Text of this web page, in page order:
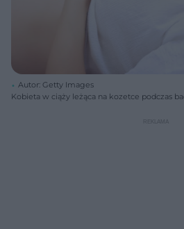
Autor: Getty Images
Kobieta w ciąży leżąca na kozetce podczas
Zdrowie znajdziesz porady ekspertów